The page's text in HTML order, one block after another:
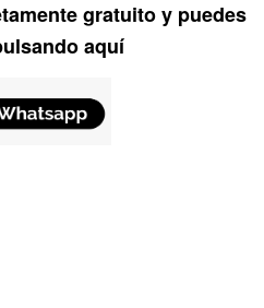
gratuito y puedes
aquí